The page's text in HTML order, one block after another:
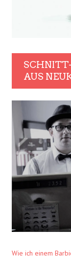
AUS
Wie ich einem